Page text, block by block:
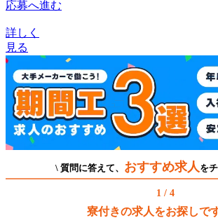
応募へ進む
詳しく
見る
\ 質問に答えて、 おすすめ求人 を
1 / 4
寮付きの求人をお探しで